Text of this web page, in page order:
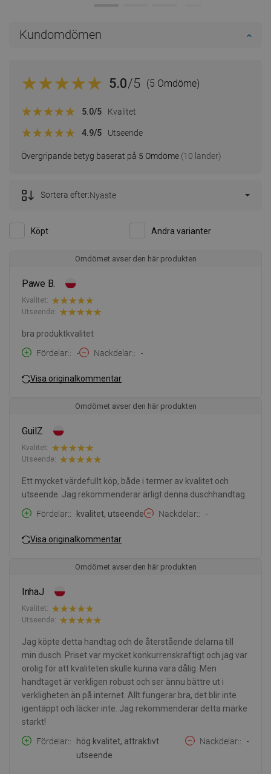
Kundomdömen
5.0/5 (5 Omdöme)
Övergripande betyg baserat på 5 Omdöme (10 länder)
5.0/5 Kvalitet
4.9/5 Utseende
Köpt Andra varianter
Sortera efter:Nyaste
Omdömet avser den här produkten
Pawe B.
Kvalitet:
Utseende:
bra produktkvalitet
Fördelar:
- Nackdelar: -
Visa originalkommentar
Omdömet avser den här produkten
GuilZ
Kvalitet:
Utseende:
Ett mycket värdefullt köp, både i termer av kvalitet och
utseende. Jag rekommenderar ärligt denna duschhandtag.
Fördelar:
kvalitet, utseende Nackdelar: -
Visa originalkommentar
Omdömet avser den här produkten
InhaJ
Kvalitet:
Utseende:
Jag köpte detta handtag och de återstående delarna till
min dusch. Priset var mycket konkurrenskraftigt och jag var
orolig för att kvaliteten skulle kunna vara dålig. Men
handtaget är verkligen robust och ser ännu bättre ut i
verkligheten än på internet. Allt fungerar bra, det blir inte
igentäppt och läcker inte. Jag rekommenderar detta märke
starkt!
Fördelar:
hög kvalitet, attraktivt
utseende
Nackdelar: -